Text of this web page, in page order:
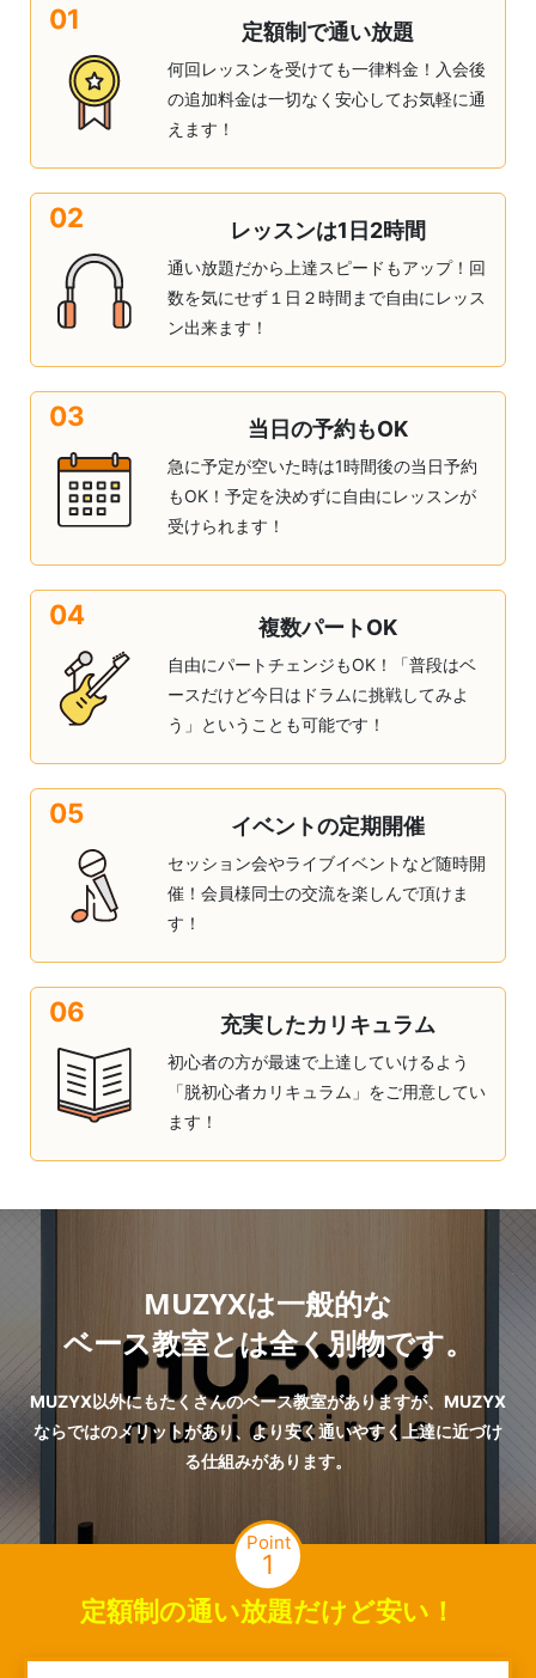
01 定額制で通い放題
何回レッスンを受けても一律料金！入会後
の追加料金は一切なく安心してお気軽に通
えます！
02 レッスンは1日2時間
通い放題だから上達スピードもアップ！回
数を気にせず１日２時間まで自由にレッス
ン出来ます！
03 当日の予約もOK
急に予定が空いた時は1時間後の当日予約
もOK！予定を決めずに自由にレッスンが
受けられます！
04 複数パートOK
自由にパートチェンジもOK！「普段はベ
ースだけど今日はドラムに挑戦してみよ
う」ということも可能です！
05 イベントの定期開催
セッション会やライブイベントなど随時開
催！会員様同士の交流を楽しんで頂けま
す！
06 充実したカリキュラム
初心者の方が最速で上達していけるよう
「脱初心者カリキュラム」をご用意してい
ます！
MUZYXは一般的な
ベース教室とは全く別物です。
MUZYX以外にもたくさんのベース教室がありますが、MUZYX
ならではのメリットがあり、より安く通いやすく上達に近づけ
る仕組みがあります。
Point
1
定額制の通い放題だけど安い！